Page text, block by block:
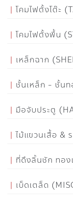
โคมไฟตั้งโต๊ะ
โคมไฟตั้งพื้น
เหล็กฉาก
ชั้นเหล็ก - ชั้นท
มือจับประตู
ไม้แขวนเสื้อ &
ที่ดึงลิ้นชัก ทอง
เบ็ดเตล็ด